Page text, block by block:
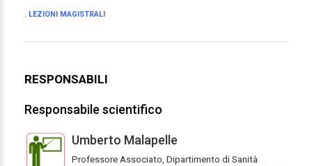
. LEZIONI MAGISTRALI
RESPONSABILI
Responsabile scientifico
Umberto Malapelle
Professore Associato, Dipartimento di Sanità